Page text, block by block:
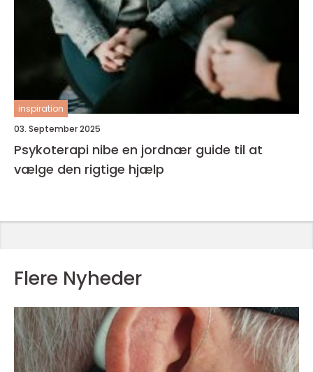
inspiration
03. September 2025
Psykoterapi nibe en jordnær guide til at
vælge den rigtige hjælp
Flere Nyheder